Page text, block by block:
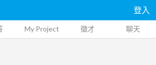
登入
My Project 徵才 聊天